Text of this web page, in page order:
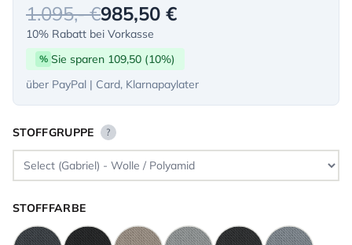
1.095,- €985,50 €
10% Rabatt bei Vorkasse
% Sie sparen 109,50 (10%)
über PayPal | Card, Klarnapaylater
STOFFGRUPPE ?
STOFFFARBE